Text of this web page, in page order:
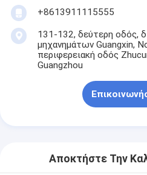
+8613911115555
131-132, δεύτερη οδός,
μηχανημάτων Guangxin,
περιφερειακή οδός
Guangzhou
Αποκτήστε Την